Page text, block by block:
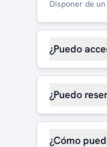
Disponer de
¿Puedo
¿Puedo
¿Cómo